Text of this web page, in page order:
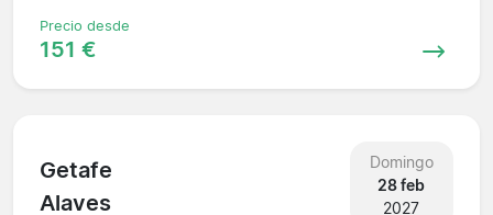
Precio desde
151 €
Getafe
Alaves
Domingo
28 feb
2027